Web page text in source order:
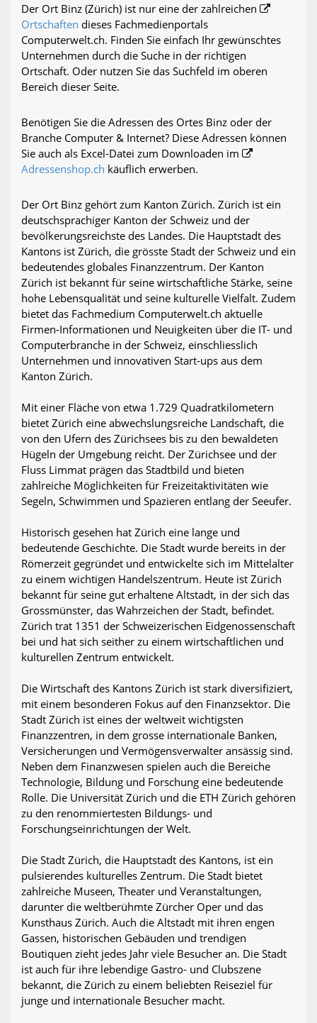
Der Ort Binz (Zürich) ist nur eine der zahlreichen
Ortschaften dieses Fachmedienportals
Computerwelt.ch. Finden Sie einfach Ihr gewünschtes
Unternehmen durch die Suche in der richtigen
Ortschaft. Oder nutzen Sie das Suchfeld im oberen
Bereich dieser Seite.
Benötigen Sie die Adressen des Ortes Binz oder der
Branche Computer & Internet? Diese Adressen können
Sie auch als Excel-Datei zum Downloaden im
Adressenshop.ch käuflich erwerben.
Der Ort Binz gehört zum Kanton Zürich. Zürich ist ein
deutschsprachiger Kanton der Schweiz und der
bevölkerungsreichste des Landes. Die Hauptstadt des
Kantons ist Zürich, die grösste Stadt der Schweiz und ein
bedeutendes globales Finanzzentrum. Der Kanton
Zürich ist bekannt für seine wirtschaftliche Stärke, seine
hohe Lebensqualität und seine kulturelle Vielfalt. Zudem
bietet das Fachmedium Computerwelt.ch aktuelle
Firmen-Informationen und Neuigkeiten über die IT- und
Computerbranche in der Schweiz, einschliesslich
Unternehmen und innovativen Start-ups aus dem
Kanton Zürich.
Mit einer Fläche von etwa 1.729 Quadratkilometern
bietet Zürich eine abwechslungsreiche Landschaft, die
von den Ufern des Zürichsees bis zu den bewaldeten
Hügeln der Umgebung reicht. Der Zürichsee und der
Fluss Limmat prägen das Stadtbild und bieten
zahlreiche Möglichkeiten für Freizeitaktivitäten wie
Segeln, Schwimmen und Spazieren entlang der Seeufer.
Historisch gesehen hat Zürich eine lange und
bedeutende Geschichte. Die Stadt wurde bereits in der
Römerzeit gegründet und entwickelte sich im Mittelalter
zu einem wichtigen Handelszentrum. Heute ist Zürich
bekannt für seine gut erhaltene Altstadt, in der sich das
Grossmünster, das Wahrzeichen der Stadt, befindet.
Zürich trat 1351 der Schweizerischen Eidgenossenschaft
bei und hat sich seither zu einem wirtschaftlichen und
kulturellen Zentrum entwickelt.
Die Wirtschaft des Kantons Zürich ist stark diversifiziert,
mit einem besonderen Fokus auf den Finanzsektor. Die
Stadt Zürich ist eines der weltweit wichtigsten
Finanzzentren, in dem grosse internationale Banken,
Versicherungen und Vermögensverwalter ansässig sind.
Neben dem Finanzwesen spielen auch die Bereiche
Technologie, Bildung und Forschung eine bedeutende
Rolle. Die Universität Zürich und die ETH Zürich gehören
zu den renommiertesten Bildungs- und
Forschungseinrichtungen der Welt.
Die Stadt Zürich, die Hauptstadt des Kantons, ist ein
pulsierendes kulturelles Zentrum. Die Stadt bietet
zahlreiche Museen, Theater und Veranstaltungen,
darunter die weltberühmte Zürcher Oper und das
Kunsthaus Zürich. Auch die Altstadt mit ihren engen
Gassen, historischen Gebäuden und trendigen
Boutiquen zieht jedes Jahr viele Besucher an. Die Stadt
ist auch für ihre lebendige Gastro- und Clubszene
bekannt, die Zürich zu einem beliebten Reiseziel für
junge und internationale Besucher macht.